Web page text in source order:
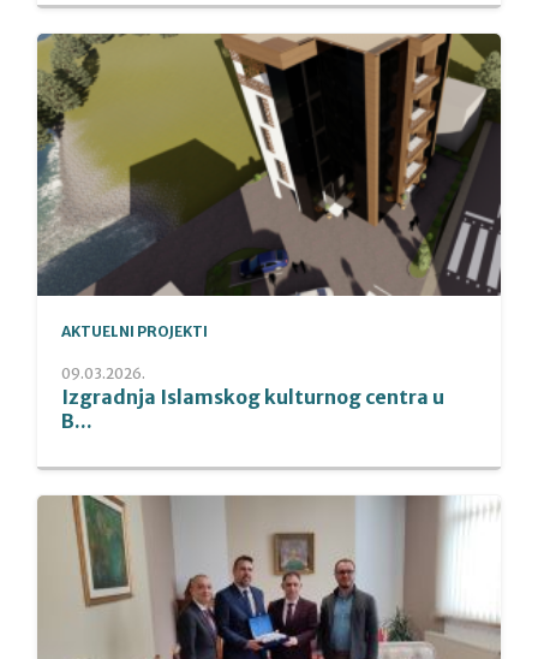
AKTUELNI PROJEKTI
09.03.2026.
Izgradnja Islamskog kulturnog centra u
B...